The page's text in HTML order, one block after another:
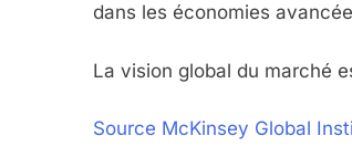
dans les économies
La vision global du marché
Source McKinsey Global